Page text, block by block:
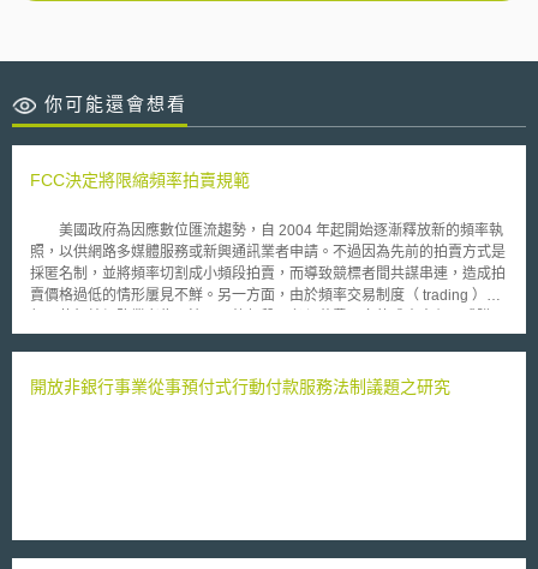
你可能還會想看
FCC決定將限縮頻率拍賣規範
美國政府為因應數位匯流趨勢，自 2004 年起開始逐漸釋放新的頻率執
照，以供網路多媒體服務或新興通訊業者申請。不過因為先前的拍賣方式是
採匿名制，並將頻率切割成小頻段拍賣，而導致競標者間共謀串連，造成拍
賣價格過低的情形屢見不鮮。另一方面，由於頻率交易制度（ trading ）盛
頻段來經營業務。以上二個因素使頻率的拍賣出現缺乏競爭的現象。
式。 2006 年 4 月 11 日 美國聯邦通訊委員會（ FCC ）投票通過在 6 月 29
開放非銀行事業從事預付式行動付款服務法制議題之研究